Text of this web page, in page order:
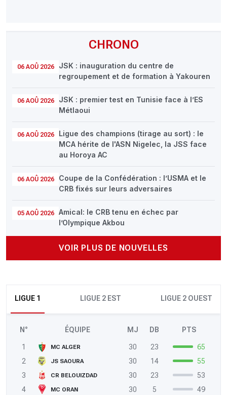
CHRONO
06 AOÛ 2026
JSK : inauguration du centre de
regroupement et de formation à Yakouren
06 AOÛ 2026
JSK : premier test en Tunisie face à l’ES
Métlaoui
06 AOÛ 2026
Ligue des champions (tirage au sort) : le
MCA hérite de l'ASN Nigelec, la JSS face
au Horoya AC
06 AOÛ 2026
Coupe de la Confédération : l’USMA et le
CRB fixés sur leurs adversaires
05 AOÛ 2026
Amical: le CRB tenu en échec par
l’Olympique Akbou
VOIR PLUS DE NOUVELLES
LIGUE 1 LIGUE 2 EST LIGUE 2 OUEST
N° ÉQUIPE MJ DB PTS
1 MC ALGER 30 23
65
2
JS SAOURA 30 14
55
3
CR BELOUIZDAD 30 23
53
4
MC ORAN 30 5
49